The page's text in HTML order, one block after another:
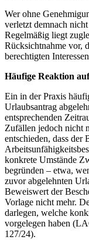
Wer ohne
verletzt demnach
Regelmäßig liegt
Rücksichtnahme vor,
berechtigten
Häufige Reaktion
Ein in der Praxis
Urlaubsantrag
entsprechenden
Zufällen jedoch nicht
entschieden, dass der
konkrete Umstände
begründen – etwa,
zuvor abgelehnten
Beweiswert der
Vorlage nicht mehr.
darlegen, welche
vorgelegen haben
127/24).